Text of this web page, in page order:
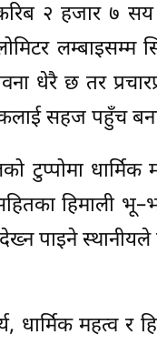
२ हजार ७ सय
लम्बाइसम्म
धेरै छ तर
सहज पहुँच
टुप्पोमा
हिमाली
पाइने
धार्मिक महत्व र